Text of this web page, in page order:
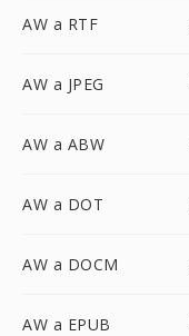
AW a RTF
AW a JPEG
AW a ABW
AW a DOT
AW a DOCM
AW a EPUB